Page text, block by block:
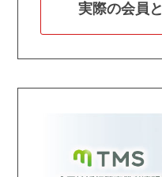
実際の会員